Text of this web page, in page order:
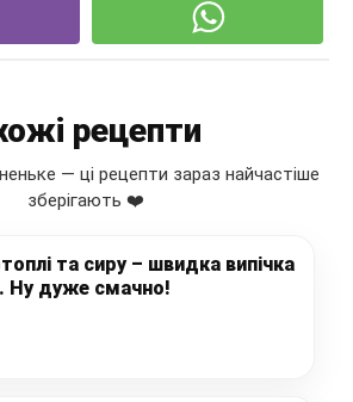
рецепти
— ці рецепти зараз найчастіше
зберігають ❤️
та сиру – швидка випічка
Ну дуже смачно!